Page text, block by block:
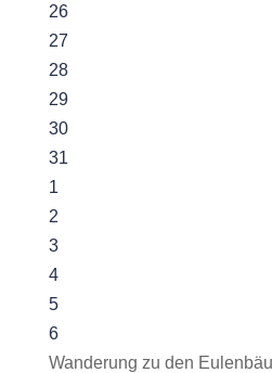
26
27
28
29
30
31
1
2
3
4
5
6
Wanderung zu den